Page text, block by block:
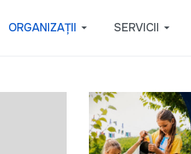
ORGANIZAȚII SERVICII